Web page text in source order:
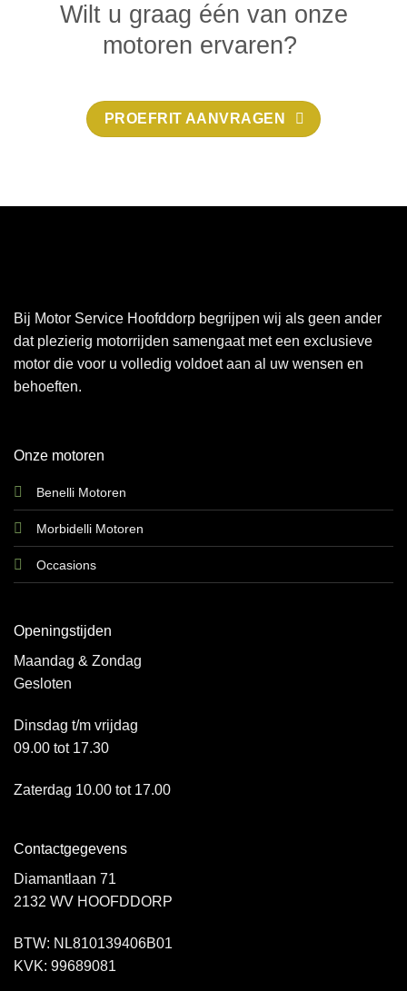
Wilt u graag één van onze
motoren ervaren?
PROEFRIT AANVRAGEN
Bij Motor Service Hoofddorp begrijpen wij als geen ander
dat plezierig motorrijden samengaat met een exclusieve
motor die voor u volledig voldoet aan al uw wensen en
behoeften.
Onze motoren
Benelli Motoren
Morbidelli Motoren
Occasions
Openingstijden
Maandag & Zondag
Gesloten
Dinsdag t/m vrijdag
09.00 tot 17.30
Zaterdag 10.00 tot 17.00
Contactgegevens
Diamantlaan 71
2132 WV HOOFDDORP
BTW: NL810139406B01
KVK: 99689081